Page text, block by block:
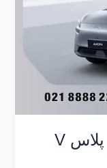
قیمت باتری گک آیون وی پلاس V